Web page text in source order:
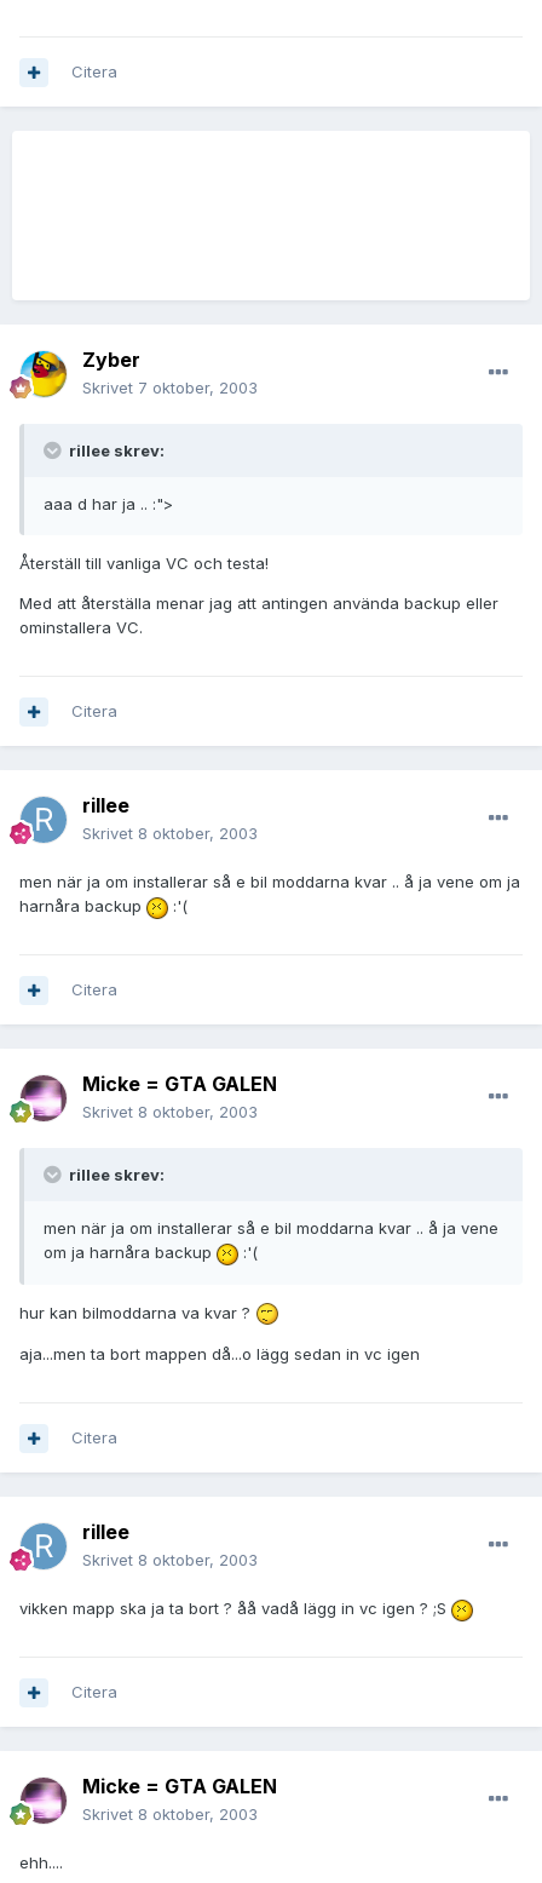
Citera
Zyber
Skrivet 7 oktober, 2003
rillee skrev:
aaa d har ja .. :">
Återställ till vanliga VC och testa!
Med att återställa menar jag att antingen använda backup eller
ominstallera VC.
Citera
rillee
Skrivet 8 oktober, 2003
men när ja om installerar så e bil moddarna kvar .. å ja vene om ja
harnåra backup
:'(
Citera
Micke = GTA GALEN
Skrivet 8 oktober, 2003
rillee skrev:
men när ja om installerar så e bil moddarna kvar .. å ja vene
om ja harnåra backup
:'(
hur kan bilmoddarna va kvar ?
aja...men ta bort mappen då...o lägg sedan in vc igen
Citera
rillee
Skrivet 8 oktober, 2003
vikken mapp ska ja ta bort ? åå vadå lägg in vc igen ? ;S
Citera
Micke = GTA GALEN
Skrivet 8 oktober, 2003
ehh....